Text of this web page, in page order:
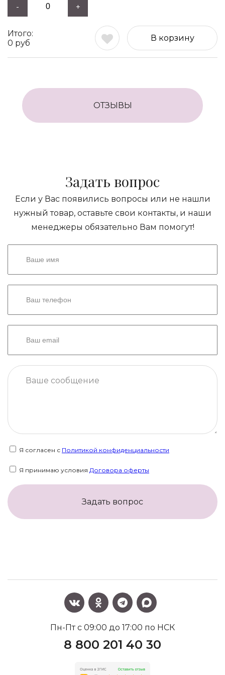
- +
0 руб
В корзину
ОТЗЫВЫ
Задать вопрос
Если у Вас появились вопросы или не нашли
нужный товар, оставьте свои контакты, и наши
менеджеры обязательно Вам помогут!
Я согласен с Политикой конфиденциальности
Я принимаю условия Договора оферты
Задать вопрос
Пн-Пт с 09:00 до 17:00 по НСК
8 800 201 40 30